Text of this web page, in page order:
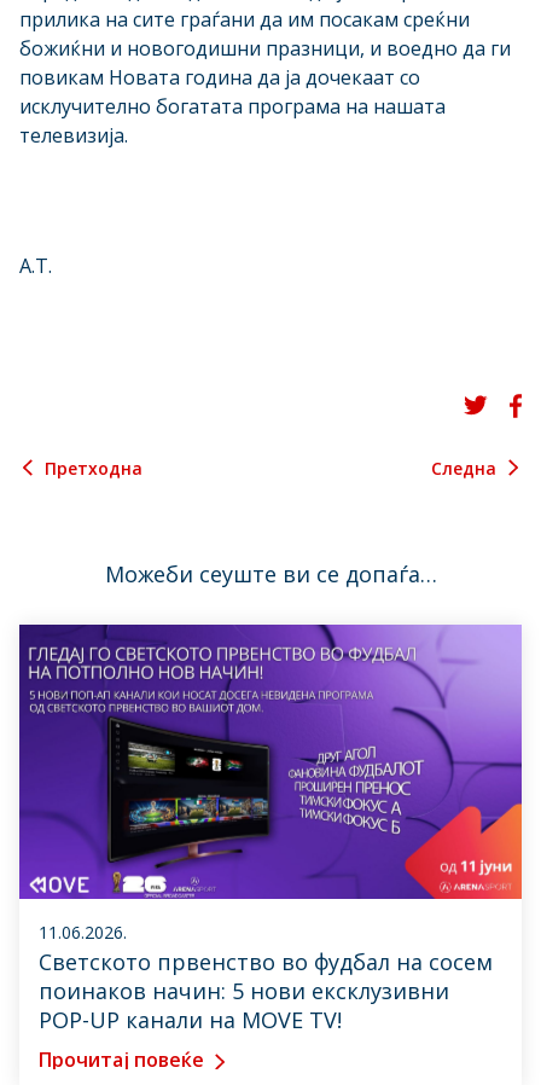
прилика на сите граѓани да им посакам среќни
божиќни и новогодишни празници, и воедно да ги
повикам Новата година да ја дочекаат со
исклучително богатата програма на нашата
телевизија.
A.T.
Претходна Следна
Можеби сеуште ви се допаѓа…
11.06.2026.
Светското првенство во фудбал на сосем
поинаков начин: 5 нови ексклузивни
POP-UP канали на MOVE TV!
Прочитај повеќе